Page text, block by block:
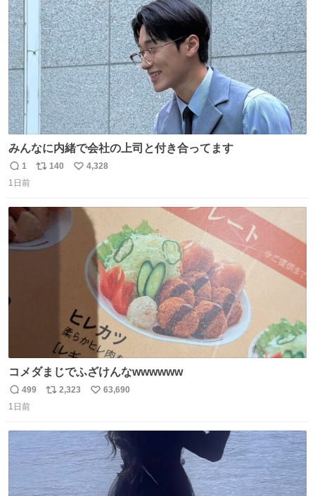
数
みんなに内緒で会社の上司と付き合ってます
返
信
1
リ
ト
数
140
い
4,328
1日前
コメダまじでふざけんなwwwwww
返
信
499
リ
ト
数
2,323
い
数
63,690
1日前